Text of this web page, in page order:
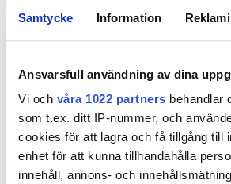
Samtycke Information
Ansvarsfull användning av dina
Vi och våra 1022 partners behandlar
som t.ex. ditt IP-nummer, och
cookies för att lagra och få tillgång till
enhet för att kunna tillhandahålla
innehåll, annons- och
I installatörsbranschen fattas det
“JAG ÄR ENDA TJEJEN HÄR PÅ
RÖR I BORÅS”
Varför valde ni den här
– Jag ville ha en förändring i mitt